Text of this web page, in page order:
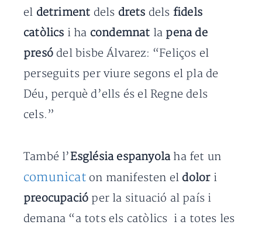
el detriment dels drets dels fidels
catòlics i ha condemnat la pena de
presó del bisbe Álvarez: “Feliços el
perseguits per viure segons el pla de
Déu, perquè d’ells és el Regne dels
cels.”
També l’Església espanyolaha fet un
comunicaton manifesten el dolor i
preocupació per la situació al país i
demana “a tots els catòlics i a totes les